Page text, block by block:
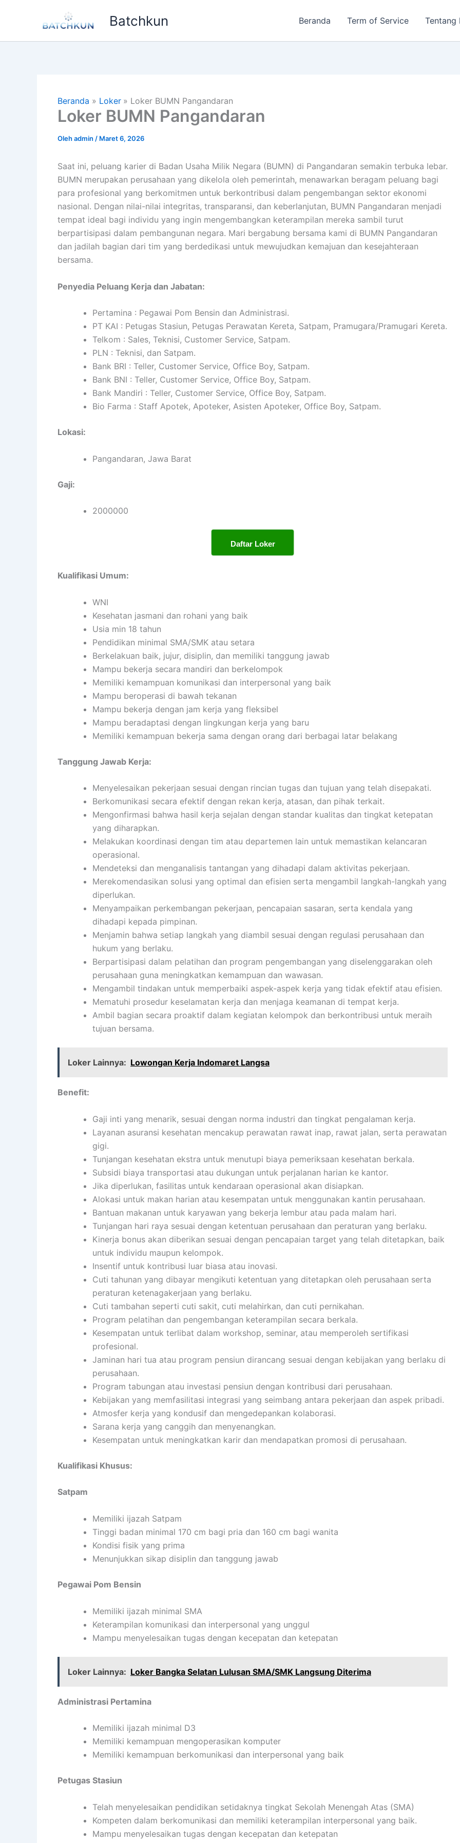
Batchkun Beranda Term of Service Tentang
Beranda Loker Loker BUMN Pangandaran
Loker BUMN Pangandaran
Olehadmin / Maret 6, 2026
Saat ini, peluang karier di Badan Usaha Milik Negara (BUMN) di Pangandaran semakin terbuka lebar.
BUMN merupakan perusahaan yang dikelola oleh pemerintah, menawarkan beragam peluang bagi
para profesional yang berkomitmen untuk berkontribusi dalam pengembangan sektor ekonomi
nasional. Dengan nilai-nilai integritas, transparansi, dan keberlanjutan, BUMN Pangandaran menjadi
tempat ideal bagi individu yang ingin mengembangkan keterampilan mereka sambil turut
berpartisipasi dalam pembangunan negara. Mari bergabung bersama kami di BUMN Pangandaran
dan jadilah bagian dari tim yang berdedikasi untuk mewujudkan kemajuan dan kesejahteraan
bersama.
Penyedia Peluang Kerja dan Jabatan:
Pertamina : Pegawai Pom Bensin dan Administrasi.
PT KAI : Petugas Stasiun, Petugas Perawatan Kereta, Satpam, Pramugara/Pramugari Kereta.
Telkom : Sales, Teknisi, Customer Service, Satpam.
PLN : Teknisi, dan Satpam.
Bank BRI : Teller, Customer Service, Office Boy, Satpam.
Bank BNI : Teller, Customer Service, Office Boy, Satpam.
Bank Mandiri : Teller, Customer Service, Office Boy, Satpam.
Bio Farma : Staff Apotek, Apoteker, Asisten Apoteker, Office Boy, Satpam.
Lokasi:
Pangandaran, Jawa Barat
Gaji:
2000000
Daftar Loker
Kualifikasi Umum:
WNI
Kesehatan jasmani dan rohani yang baik
Usia min 18 tahun
Pendidikan minimal SMA/SMK atau setara
Berkelakuan baik, jujur, disiplin, dan memiliki tanggung jawab
Mampu bekerja secara mandiri dan berkelompok
Memiliki kemampuan komunikasi dan interpersonal yang baik
Mampu beroperasi di bawah tekanan
Mampu bekerja dengan jam kerja yang fleksibel
Mampu beradaptasi dengan lingkungan kerja yang baru
Memiliki kemampuan bekerja sama dengan orang dari berbagai latar belakang
Tanggung Jawab Kerja:
Menyelesaikan pekerjaan sesuai dengan rincian tugas dan tujuan yang telah disepakati.
Berkomunikasi secara efektif dengan rekan kerja, atasan, dan pihak terkait.
Mengonfirmasi bahwa hasil kerja sejalan dengan standar kualitas dan tingkat ketepatan
yang diharapkan.
Melakukan koordinasi dengan tim atau departemen lain untuk memastikan kelancaran
operasional.
Mendeteksi dan menganalisis tantangan yang dihadapi dalam aktivitas pekerjaan.
Merekomendasikan solusi yang optimal dan efisien serta mengambil langkah-langkah yang
diperlukan.
Menyampaikan perkembangan pekerjaan, pencapaian sasaran, serta kendala yang
dihadapi kepada pimpinan.
Menjamin bahwa setiap langkah yang diambil sesuai dengan regulasi perusahaan dan
hukum yang berlaku.
Berpartisipasi dalam pelatihan dan program pengembangan yang diselenggarakan oleh
perusahaan guna meningkatkan kemampuan dan wawasan.
Mengambil tindakan untuk memperbaiki aspek-aspek kerja yang tidak efektif atau efisien.
Mematuhi prosedur keselamatan kerja dan menjaga keamanan di tempat kerja.
Ambil bagian secara proaktif dalam kegiatan kelompok dan berkontribusi untuk meraih
tujuan bersama.
Loker Lainnya: Lowongan Kerja Indomaret Langsa
Benefit:
Gaji inti yang menarik, sesuai dengan norma industri dan tingkat pengalaman kerja.
Layanan asuransi kesehatan mencakup perawatan rawat inap, rawat jalan, serta perawatan
gigi.
Tunjangan kesehatan ekstra untuk menutupi biaya pemeriksaan kesehatan berkala.
Subsidi biaya transportasi atau dukungan untuk perjalanan harian ke kantor.
Jika diperlukan, fasilitas untuk kendaraan operasional akan disiapkan.
Alokasi untuk makan harian atau kesempatan untuk menggunakan kantin perusahaan.
Bantuan makanan untuk karyawan yang bekerja lembur atau pada malam hari.
Tunjangan hari raya sesuai dengan ketentuan perusahaan dan peraturan yang berlaku.
Kinerja bonus akan diberikan sesuai dengan pencapaian target yang telah ditetapkan, baik
untuk individu maupun kelompok.
Insentif untuk kontribusi luar biasa atau inovasi.
Cuti tahunan yang dibayar mengikuti ketentuan yang ditetapkan oleh perusahaan serta
peraturan ketenagakerjaan yang berlaku.
Cuti tambahan seperti cuti sakit, cuti melahirkan, dan cuti pernikahan.
Program pelatihan dan pengembangan keterampilan secara berkala.
Kesempatan untuk terlibat dalam workshop, seminar, atau memperoleh sertifikasi
profesional.
Jaminan hari tua atau program pensiun dirancang sesuai dengan kebijakan yang berlaku di
perusahaan.
Program tabungan atau investasi pensiun dengan kontribusi dari perusahaan.
Kebijakan yang memfasilitasi integrasi yang seimbang antara pekerjaan dan aspek pribadi.
Atmosfer kerja yang kondusif dan mengedepankan kolaborasi.
Sarana kerja yang canggih dan menyenangkan.
Kesempatan untuk meningkatkan karir dan mendapatkan promosi di perusahaan.
Kualifikasi Khusus:
Satpam
Memiliki ijazah Satpam
Tinggi badan minimal 170 cm bagi pria dan 160 cm bagi wanita
Kondisi fisik yang prima
Menunjukkan sikap disiplin dan tanggung jawab
Pegawai Pom Bensin
Memiliki ijazah minimal SMA
Keterampilan komunikasi dan interpersonal yang unggul
Mampu menyelesaikan tugas dengan kecepatan dan ketepatan
Loker Lainnya: Loker Bangka Selatan Lulusan SMA/SMK Langsung Diterima
Administrasi Pertamina
Memiliki ijazah minimal D3
Memiliki kemampuan mengoperasikan komputer
Memiliki kemampuan berkomunikasi dan interpersonal yang baik
Petugas Stasiun
Telah menyelesaikan pendidikan setidaknya tingkat Sekolah Menengah Atas (SMA)
Kompeten dalam berkomunikasi dan memiliki keterampilan interpersonal yang baik.
Mampu menyelesaikan tugas dengan kecepatan dan ketepatan